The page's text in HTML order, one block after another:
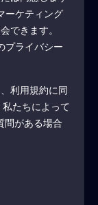
ーケティング
できます。
プライバシー
利用規約に同
たちによって
問がある場合